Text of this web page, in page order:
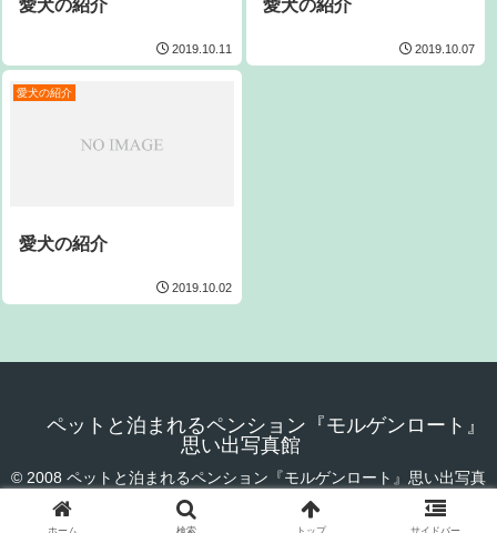
愛犬の紹介
2019.10.11
愛犬の紹介
2019.10.07
愛犬の紹介
愛犬の紹介
2019.10.02
ペットと泊まれるペンション『モルゲンロート』
思い出写真館
© 2008 ペットと泊まれるペンション『モルゲンロート』思い出写真
ホーム 検索 トップ サイドバー